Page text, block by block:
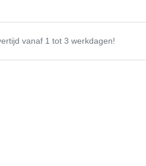
vanaf 1 tot 3 werkdagen!